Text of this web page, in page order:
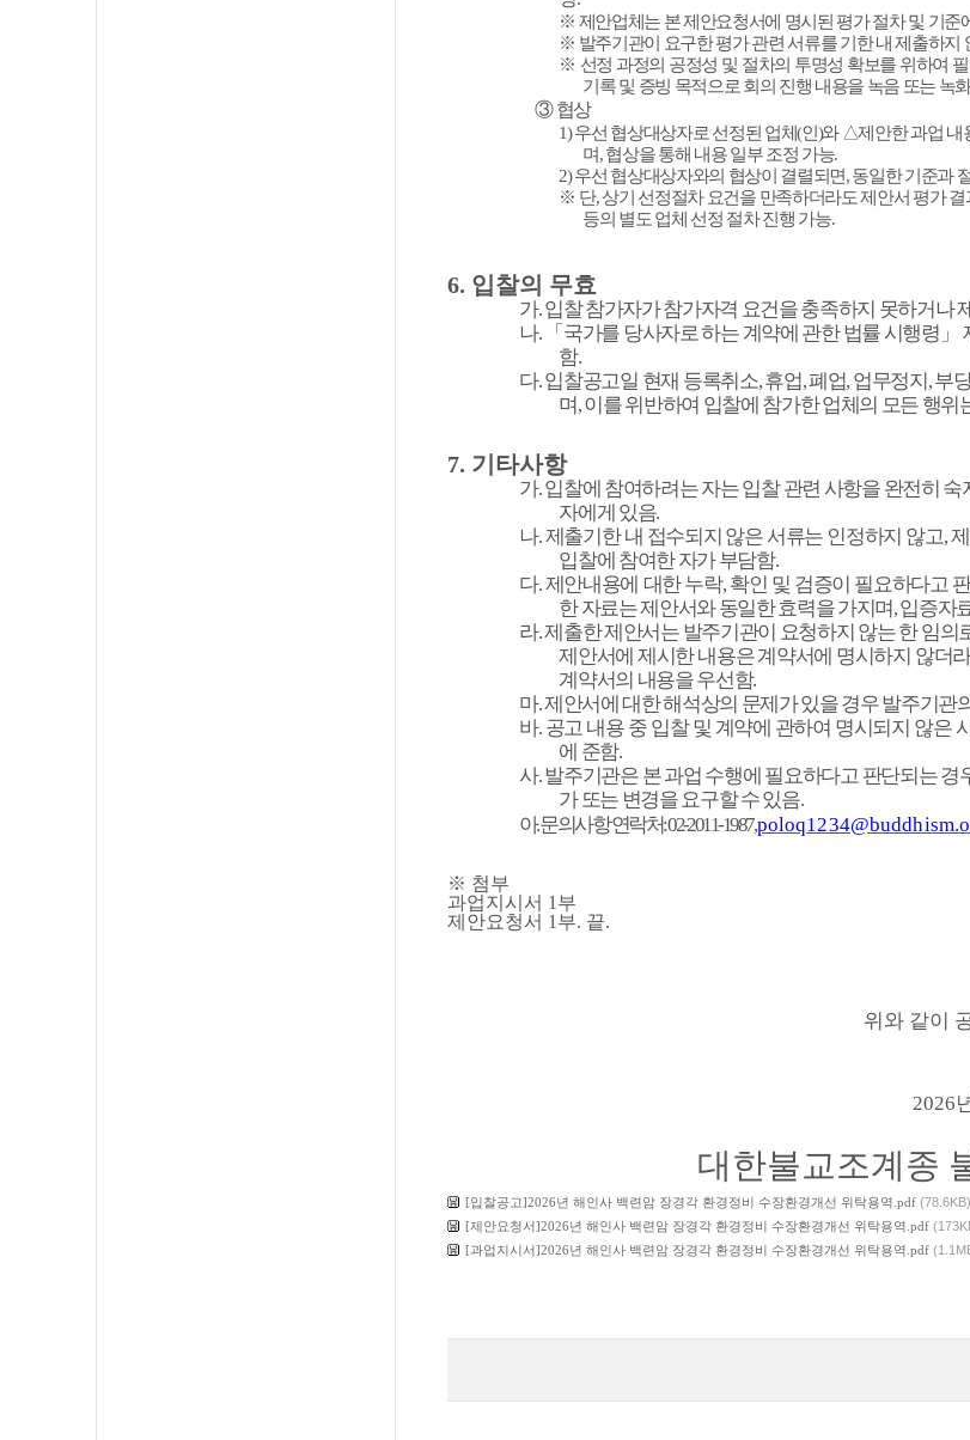
※ 제안업체는 본 제안요청서에 명시된 평가 절차 및 기
※ 발주기관이 요구한 평가 관련 서류를 기한 내 제출하지
※ 선정 과정의 공정성 및 절차의 투명성 확보를 위하여
기록 및 증빙 목적으로 회의 진행 내용을 녹음 또는 녹
③협상
1)우선 협상대상자로 선정된 업체(인 )와 △제안한 과업 내
며,협상을 통해 내용 일부 조정 가능.
2)우선 협상대상자와의 협상이 결렬되면,동일한 기준과
※ 단,상기 선정절차 요건을 만족하더라도 제안서 평가
등의 별도 업체 선정 절차 진행 가능.
6. 입찰의 무효
가.입찰 참가자가 참가자격 요건을 충족하지 못하거나
나. 「 국가를 당사자로 하는 계약에 관한 법률 시행령 」
함.
다.입찰공고일 현재 등록취소,휴업,폐업, 업무정지,부
며,이를 위반하여 입찰에 참가한 업체의 모든 행위
7. 기타사항
가.입찰에 참여하려는 자는 입찰 관련 사항을 완전히 숙
자에게 있음.
나.제출기한 내 접수되지 않은 서류는 인정하지 않고,
입찰에 참여한 자가 부담함.
다.제안내용에 대한 누락, 확인 및 검증이 필요하다고
한 자료는 제안서와 동일한 효력을 가지며,입증자
라.제출한 제안서는 발주기관이 요청하지 않는 한 임
제안서에 제시한 내용은 계약서에 명시하지 않더
계약서의 내용을 우선함.
마.제안서에 대한 해석상의 문제가 있을 경우 발주기관
바. 공고 내용 중 입찰 및 계약에 관하여 명시되지 않은
에 준함.
사.발주기관은 본 과업 수행에 필요하다고 판단되는 경
가 또는 변경을 요구할 수 있음.
아.문의사항 연락처: 02-2011-1987,
※ 첨부
과업지시서 1 부
제안요청서 1 부. 끝.
위와 같이
2026
대한불교조계종
[입찰공고]2026년 해인사 백련암 장경각 환경정비 수장환경개선 위탁용역.pdf (78.6KB)
[제안요청서]2026년 해인사 백련암 장경각 환경정비 수장환경개선 위탁용역.pdf
[과업지시서]2026년 해인사 백련암 장경각 환경정비 수장환경개선 위탁용역.pdf